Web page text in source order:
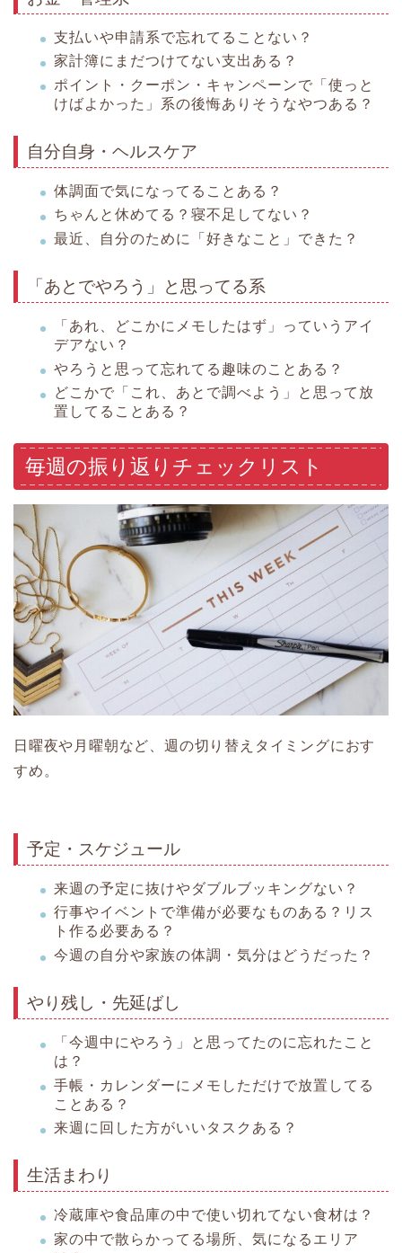
支払いや申請系で忘れてることない？
家計簿にまだつけてない支出ある？
ポイント・クーポン・キャンペーンで「使っと
けばよかった」系の後悔ありそうなやつある？
自分自身・ヘルスケア
体調面で気になってることある？
ちゃんと休めてる？寝不足してない？
最近、自分のために「好きなこと」できた？
「あとでやろう」と思ってる系
「あれ、どこかにメモしたはず」っていうアイ
デアない？
やろうと思って忘れてる趣味のことある？
どこかで「これ、あとで調べよう」と思って放
置してることある？
毎週の振り返りチェックリスト
日曜夜や月曜朝など、週の切り替えタイミングにおす
すめ。
予定・スケジュール
来週の予定に抜けやダブルブッキングない？
行事やイベントで準備が必要なものある？リス
ト作る必要ある？
今週の自分や家族の体調・気分はどうだった？
やり残し・先延ばし
「今週中にやろう」と思ってたのに忘れたこと
は？
手帳・カレンダーにメモしただけで放置してる
ことある？
来週に回した方がいいタスクある？
生活まわり
冷蔵庫や食品庫の中で使い切れてない食材は？
家の中で散らかってる場所、気になるエリア